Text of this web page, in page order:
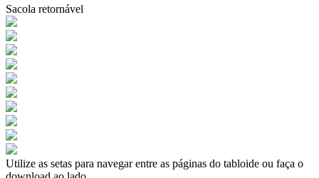
Sacola retornável
Utilize as setas para navegar entre as páginas do tabloide ou faça o